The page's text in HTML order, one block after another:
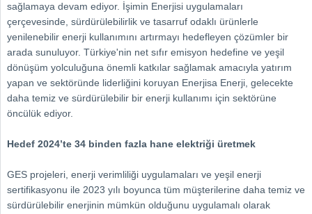
sağlamaya devam ediyor. İşimin Enerjisi uygulamaları
çerçevesinde, sürdürülebilirlik ve tasarruf odaklı ürünlerle
yenilenebilir enerji kullanımını artırmayı hedefleyen çözümler bir
arada sunuluyor. Türkiye'nin net sıfır emisyon hedefine ve yeşil
dönüşüm yolculuğuna önemli katkılar sağlamak amacıyla yatırım
yapan ve sektöründe liderliğini koruyan Enerjisa Enerji, gelecekte
daha temiz ve sürdürülebilir bir enerji kullanımı için sektörüne
öncülük ediyor.
Hedef 2024’te 34 binden fazla hane elektriği üretmek
GES projeleri, enerji verimliliği uygulamaları ve yeşil enerji
sertifikasyonu ile 2023 yılı boyunca tüm müşterilerine daha temiz ve
sürdürülebilir enerjinin mümkün olduğunu uygulamalı olarak